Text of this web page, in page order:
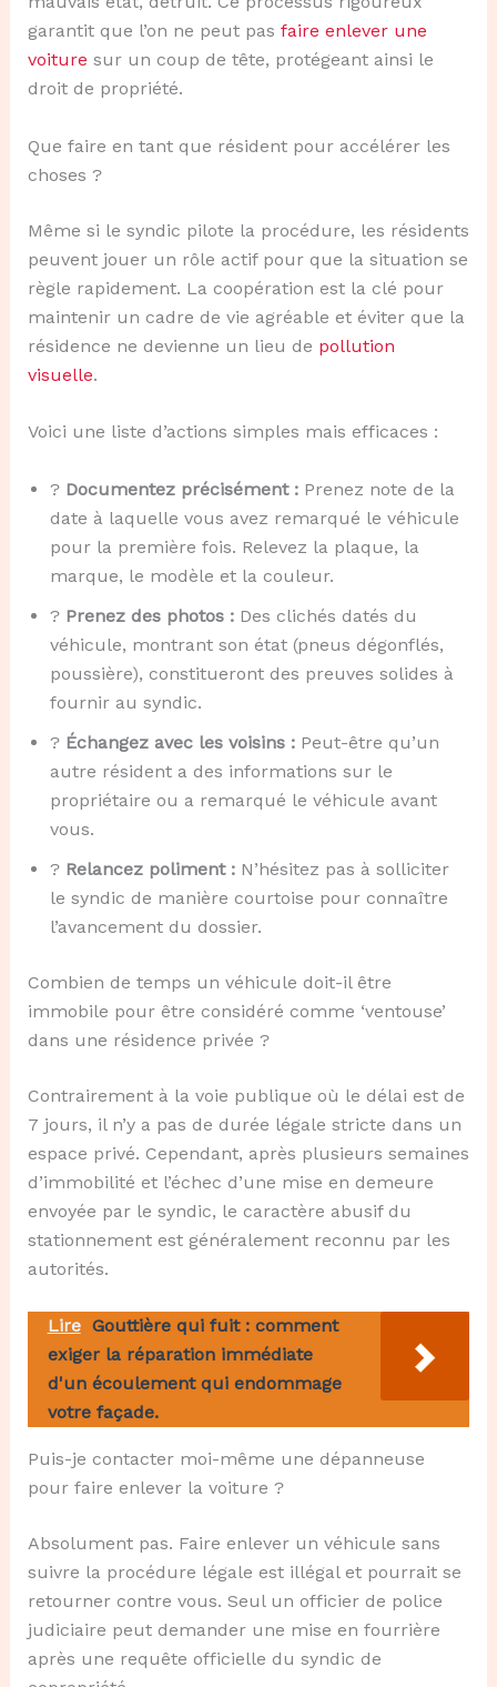
garantit que l’on ne peut pas faire enlever une
voiture sur un coup de tête, protégeant ainsi le
droit de propriété.
Que faire en tant que résident pour accélérer les
choses ?
Même si le syndic pilote la procédure, les résidents
peuvent jouer un rôle actif pour que la situation se
règle rapidement. La coopération est la clé pour
maintenir un cadre de vie agréable et éviter que la
résidence ne devienne un lieu de pollution
visuelle.
Voici une liste d’actions simples mais efficaces :
? Documentez précisément :Prenez note de la
date à laquelle vous avez remarqué le véhicule
pour la première fois. Relevez la plaque, la
marque, le modèle et la couleur.
? Prenez des photos :Des clichés datés du
véhicule, montrant son état (pneus dégonflés,
poussière), constitueront des preuves solides à
fournir au syndic.
? Échangez avec les voisins :Peut-être qu’un
autre résident a des informations sur le
propriétaire ou a remarqué le véhicule avant
vous.
? Relancez poliment :N’hésitez pas à solliciter
le syndic de manière courtoise pour connaître
l’avancement du dossier.
Combien de temps un véhicule doit-il être
immobile pour être considéré comme ‘ventouse’
dans une résidence privée ?
Contrairement à la voie publique où le délai est de
7 jours, il n’y a pas de durée légale stricte dans un
espace privé. Cependant, après plusieurs semaines
d’immobilité et l’échec d’une mise en demeure
envoyée par le syndic, le caractère abusif du
stationnement est généralement reconnu par les
autorités.
Lire Gouttière qui fuit : comment
exiger la réparation immédiate
d'un écoulement qui endommage
votre façade.
Puis-je contacter moi-même une dépanneuse
pour faire enlever la voiture ?
Absolument pas. Faire enlever un véhicule sans
suivre la procédure légale est illégal et pourrait se
retourner contre vous. Seul un officier de police
judiciaire peut demander une mise en fourrière
après une requête officielle du syndic de